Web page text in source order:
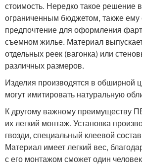
стоимость. Нередко такое решение
ограниченным бюджетом, также ему
предпочтение для оформления
съемном жилье. Материал
отдельных реек (вагонка) или
различных размеров.
Изделия производятся в обширной
могут имитировать натуральную
К другому важному преимуществу
их легкий монтаж. Установка
гвозди, специальный клеевой
Материал имеет легкий вес,
с его монтажом сможет один